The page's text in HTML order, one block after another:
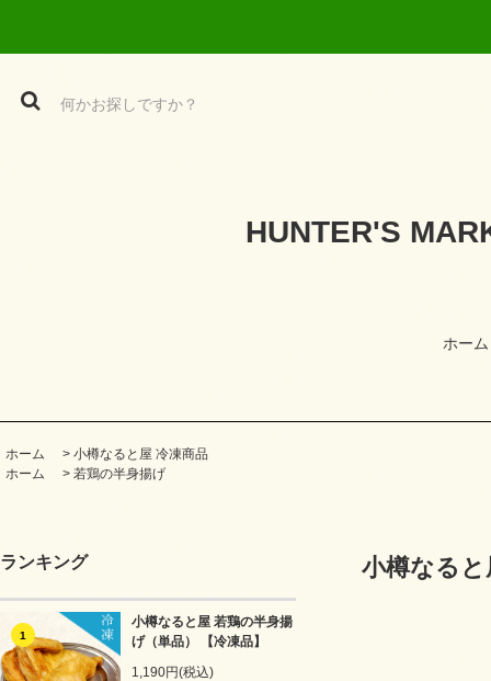
HUNTER'S
ホーム
ホーム > 小樽なると屋 冷凍商品
ホーム
> 若鶏の半身揚げ
ランキング
1
小樽なると屋 若鶏の半身揚
げ（単品） 【冷凍品】
1,190円(税込)
小樽なると